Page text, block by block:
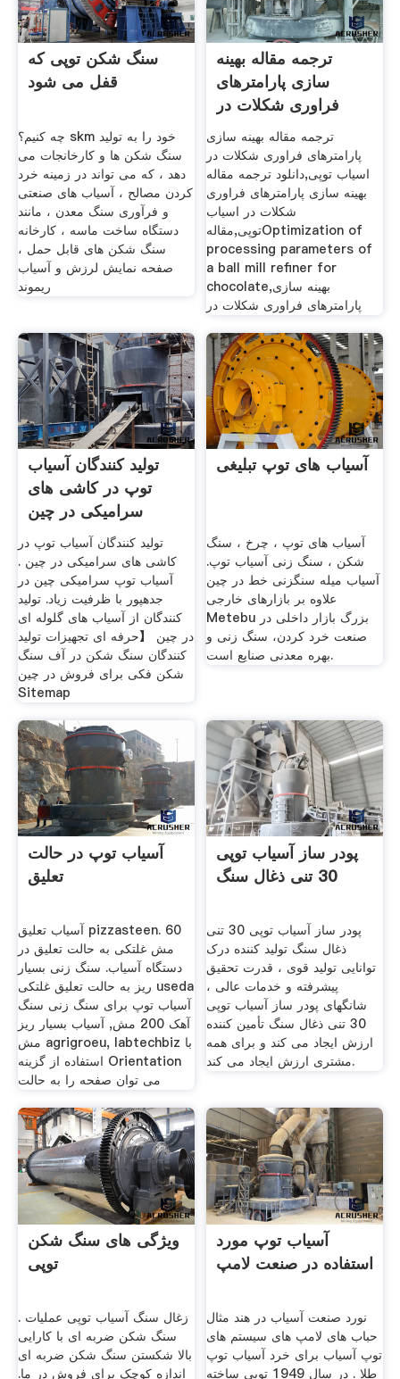
سنگ شکن توپی که
قفل می شود
چه کنیم؟ skm خود را به تولید
سنگ شکن ها و کارخانجات می
دهد ، که می تواند در زمینه خرد
کردن مصالح ، آسیاب های صنعتی
و فرآوری سنگ معدن ، مانند
دستگاه ساخت ماسه ، کارخانه
سنگ شکن های قابل حمل ،
صفحه نمایش لرزش و آسیاب
ریموند
ترجمه مقاله بهینه
سازی پارامترهای
فراوری شکلات در
اسیاب توپی
ترجمه مقاله بهینه سازی
پارامترهای فراوری شکلات در
اسیاب توپی,دانلود ترجمه مقاله
بهینه سازی پارامترهای فراوری
شکلات در اسیاب
توپی,مقالهOptimization of
processing parameters of
a ball mill refiner for
chocolate,بهینه سازی
پارامترهای فراوری شکلات در
تولید کنندگان آسیاب
توپ در کاشی های
سرامیکی در چین
تولید کنندگان آسیاب توپ در
کاشی های سرامیکی در چین .
آسیاب توپ سرامیکی چین در
جدهپور با ظرفیت زیاد. تولید
کنندگان از آسیاب های گلوله ای
در چین 【حرفه ای تجهیزات تولید
کنندگان سنگ شکن در آف سنگ
شکن فکی برای فروش در چین
Sitemap
آسیاب های توپ تبلیغی
آسیاب های توپ ، چرخ ، سنگ
شکن ، سنگ زنی آسیاب توپ.
آسیاب میله سنگزنی خط در چین
علاوه بر بازارهای خارجی
Metebu بزرگ بازار داخلى در
صنعت خرد کردن، سنگ زنی و
بهره معدنی صنایع است.
آسیاب توپ در حالت
تعلیق
آسیاب تعلیق pizzasteen. 60
مش غلتکی به حالت تعلیق در
دستگاه آسیاب. سنگ زنی بسیار
ریز به حالت تعلیق غلتکی useda
آسیاب توپ برای سنگ زنی سنگ
آهک 200 مش, آسیاب بسیار ریز
مش agrigroeu, labtechbiz با
استفاده از گزینه Orientation
می توان صفحه را به حالت
پودر ساز آسیاب توپی
30 تنی ذغال سنگ
پودر ساز آسیاب توپی 30 تنی
ذغال سنگ تولید کننده درک
توانایی تولید قوی ، قدرت تحقیق
پیشرفته و خدمات عالی ،
شانگهای پودر ساز آسیاب توپی
30 تنی ذغال سنگ تأمین کننده
ارزش ایجاد می کند و برای همه
مشتری ارزش ایجاد می کند.
ویژگی های سنگ شکن
توپی
زغال سنگ آسیاب توپی عملیات .
سنگ شکن ضربه ای با کارایی
بالا شکستن سنگ شکن ضربه ای
اندازه کوچک برای فروش در ما.
آسیاب توپ مورد
استفاده در صنعت لامپ
نورد صنعت آسیاب در هند مثال
حباب های لامپ های سیستم های
توپ آسیاب برای خرد آسیاب توپ
طلا . در سال 1949 توپی ساخته